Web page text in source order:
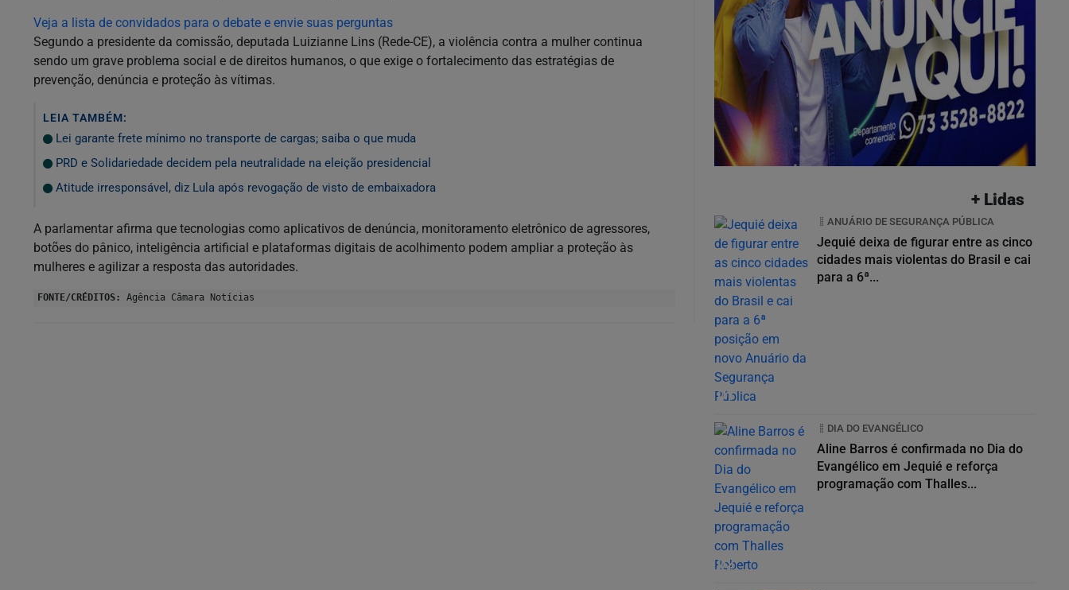
Veja a lista de convidados para o debate e envie suas perguntas
Segundo a presidente da comissão, deputada Luizianne Lins (Rede-CE), a violência contra a mulher continua
sendo um grave problema social e de direitos humanos, o que exige o fortalecimento das estratégias de
prevenção, denúncia e proteção às vítimas.
LEIA TAMBÉM:
Lei garante frete mínimo no transporte de cargas; saiba o que muda
PRD e Solidariedade decidem pela neutralidade na eleição presidencial
Atitude irresponsável, diz Lula após revogação de visto de embaixadora
A parlamentar afirma que tecnologias como aplicativos de denúncia, monitoramento eletrônico de agressores,
botões do pânico, inteligência artificial e plataformas digitais de acolhimento podem ampliar a proteção às
mulheres e agilizar a resposta das autoridades.
FONTE/CRÉDITOS: Agência Câmara Notícias
+ Lidas
01
ANUÁRIO DE SEGURANÇA PÚBLICA
Jequié deixa de figurar entre as cinco
cidades mais violentas do Brasil e cai
para a 6ª...
02
DIA DO EVANGÉLICO
Aline Barros é confirmada no Dia do
Evangélico em Jequié e reforça
programação com Thalles...